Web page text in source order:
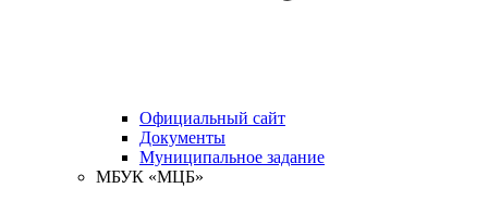
Официальный сайт
Документы
Муниципальное задание
МБУК «МЦБ»